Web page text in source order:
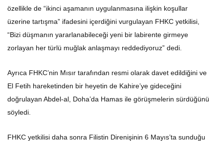
özellikle de “ikinci aşamanın uygulanmasına ilişkin koşullar
üzerine tartışma” ifadesini içerdiğini vurgulayan FHKC yetkilisi,
“Bizi düşmanın yararlanabileceği yeni bir labirente girmeye
zorlayan her türlü muğlak anlaşmayı reddediyoruz” dedi.
Ayrıca FHKC’nin Mısır tarafından resmi olarak davet edildiğini ve
El Fetih hareketinden bir heyetin de Kahire’ye gideceğini
doğrulayan Abdel-al, Doha’da Hamas ile görüşmelerin sürdüğünü
söyledi.
FHKC yetkilisi daha sonra Filistin Direnişinin 6 Mayıs’ta sunduğu